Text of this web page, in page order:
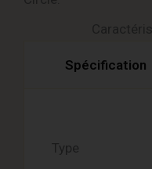
Spécification
Type